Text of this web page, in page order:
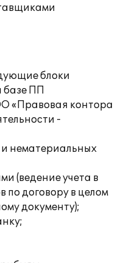
блоки
базе ПП
«Правовая контора
-
и нематериальных
(ведение учета в
по договору в целом
документу);